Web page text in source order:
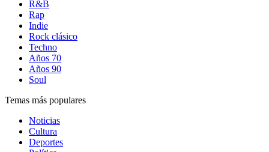
R&B
Rap
Indie
Rock clásico
Techno
Años 70
Años 90
Soul
Temas más populares
Noticias
Cultura
Deportes